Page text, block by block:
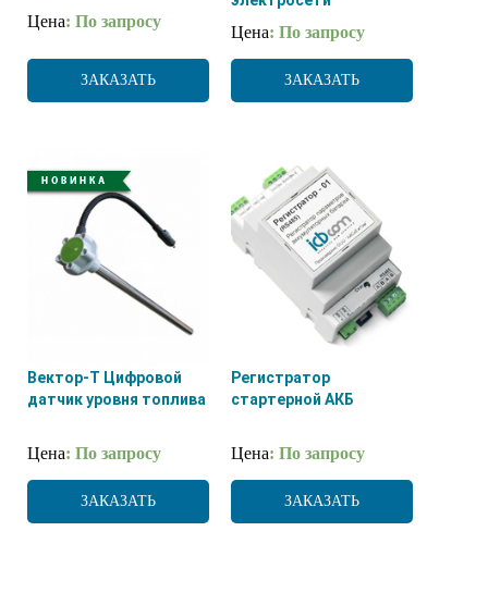
Цена: По запросу
ЗАКАЗАТЬ
Цена: По запросу
ЗАКАЗАТЬ
Вектор-Т Цифровой
датчик уровня топлива
Цена: По запросу
ЗАКАЗАТЬ
Регистратор
стартерной АКБ
Цена: По запросу
ЗАКАЗАТЬ